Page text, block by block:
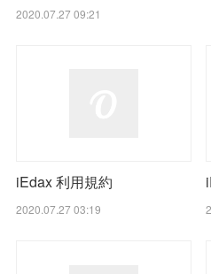
2020.07.27 09:21
iEdax 利用規約
2020.07.27 03:19